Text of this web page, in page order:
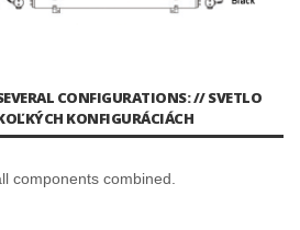
CONFIGURATIONS: // SVETLO
KONFIGURÁCIÁCH
components combined.